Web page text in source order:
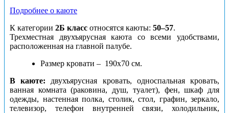
Подробнее о каюте
К категории 2Б класс относятся каюты: 50–57.
Трехместная двухъярусная каюта со всеми удобствами,
расположенная на главной палубе.
Размер кровати – 190х70 см.
В каюте: двухъярусная кровать, односпальная кровать,
ванная комната (раковина, душ, туалет), фен, шкаф для
одежды, настенная полка, столик, стол, графин, зеркало,
телевизор, телефон внутренней связи, холодильник,